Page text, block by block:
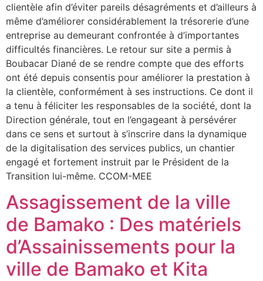
clientèle afin d’éviter pareils désagréments et d’ailleurs à
même d’améliorer considérablement la trésorerie d’une
entreprise au demeurant confrontée à d’importantes
difficultés financières. Le retour sur site a permis à
Boubacar Diané de se rendre compte que des efforts
ont été depuis consentis pour améliorer la prestation à
la clientèle, conformément à ses instructions. Ce dont il
a tenu à féliciter les responsables de la société, dont la
Direction générale, tout en l’engageant à persévérer
dans ce sens et surtout à s’inscrire dans la dynamique
de la digitalisation des services publics, un chantier
engagé et fortement instruit par le Président de la
Transition lui-même. CCOM-MEE
Assagissement de la ville
de Bamako : Des matériels
d’Assainissements pour la
ville de Bamako et Kita